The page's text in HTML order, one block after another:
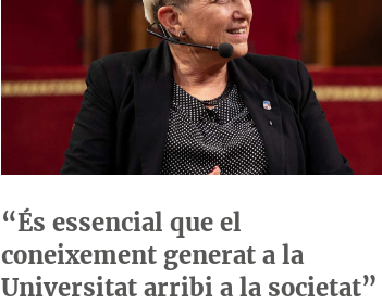
“És essencial que el
coneixement generat a la
Universitat arribi a la societat”